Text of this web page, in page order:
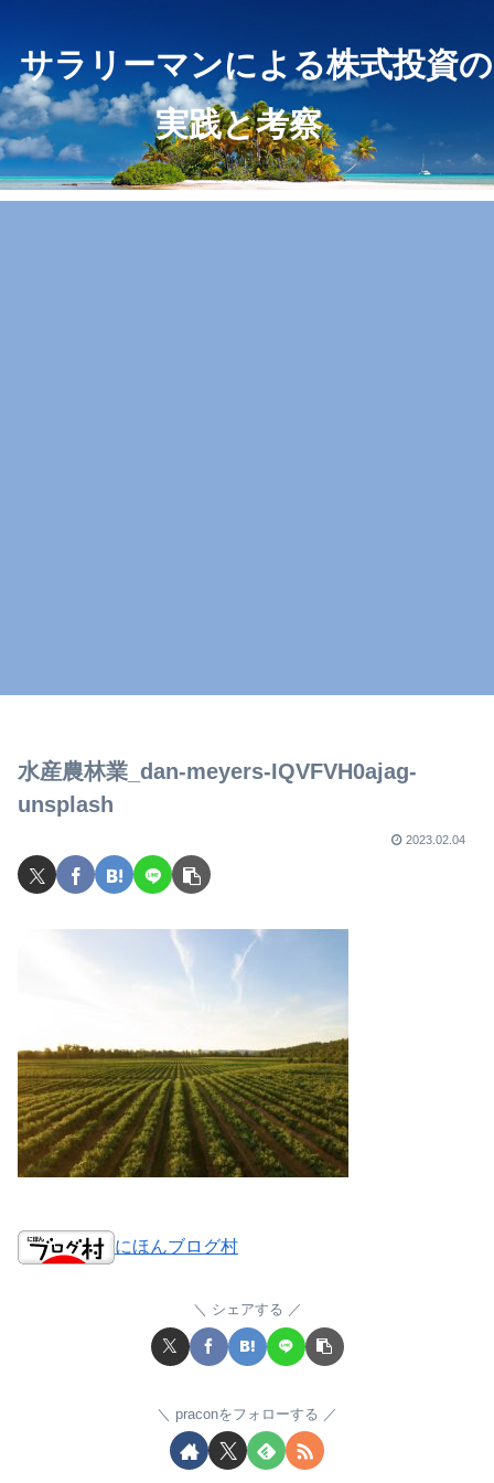
サラリーマンによる株式投資の
実践と考察
水産農林業_dan-meyers-IQVFVH0ajag-
unsplash
2023.02.04
にほんブログ村
シェアする
praconをフォローする